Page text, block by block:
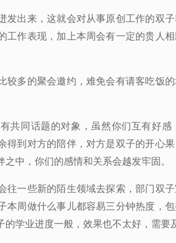
发出来，这就会对从事原创工作的双
工作表现，加上本周会有一定的贵人
较多的聚会邀约，难免会有请客吃饭
共同话题的对象，虽然你们互有好
得到对方的陪伴，对方是双子的开心
中，你们的感情和关系会越发牢固。
往一些新的陌生领域去探索，部门双
本周做什么事儿都容易三分钟热度，
学业进度一般，效果也不太好，需要